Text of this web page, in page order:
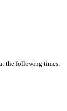
the following times: